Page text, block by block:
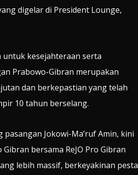
digelar di President Lounge,
untuk kesejahteraan serta
Prabowo-Gibran merupakan
dan berkepastian yang telah
10 tahun berselang.
pasangan Jokowi-Ma’ruf Amin, kini
Gibran bersama ReJO Pro Gibran
lebih massif, berkeyakinan pesta